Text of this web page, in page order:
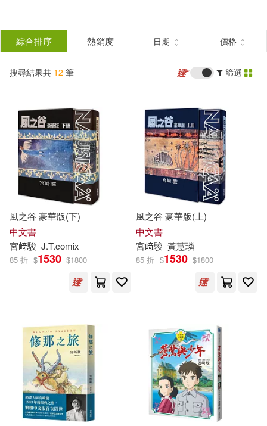
結
分類 (單選)
所有商品(12) 圖書(6)
影音(3) 雜誌(3)
作者 (可複選)
宮﨑駿(8)
(可複選)
德間書店(2) 集英社(1)
配送方式 (可複選)
綜合排序 熱銷度 日期 價格
搜尋結果共 12 筆 篩選
風之谷 豪華版(下)
中文書
宮﨑駿 J.T.comix
85 折 $1530 $1800
風之谷 豪華版(上)
中文書
宮﨑駿 黃慧璘
85 折 $1530 $1800